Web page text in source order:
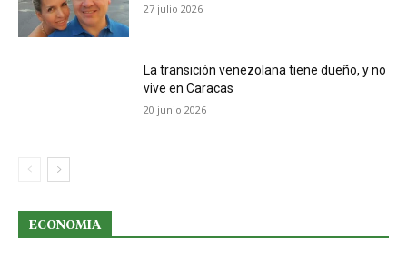
27 julio 2026
La transición venezolana tiene dueño, y no
vive en Caracas
20 junio 2026
ECONOMIA